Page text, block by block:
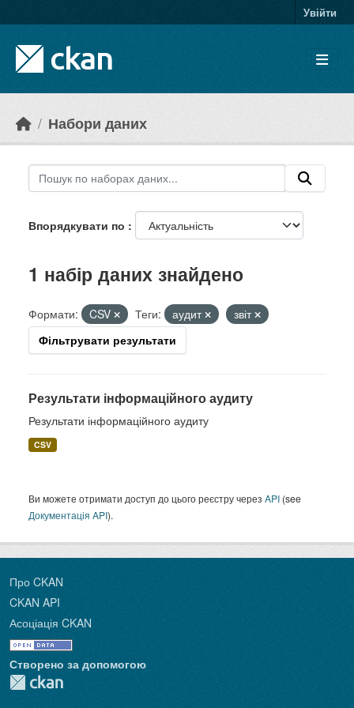
Увійти
Набори даних
Впорядкувати по
1 набір даних знайдено
Формати: CSV Теги: аудит
звіт
Фільтрувати результати
Результати інформаційного аудиту
Результати інформаційного аудиту
CSV
Ви можете отримати доступ до цього реєстру через API (see
Документація API).
Про CKAN
CKAN API
Асоціація CKAN
Створено за допомогою